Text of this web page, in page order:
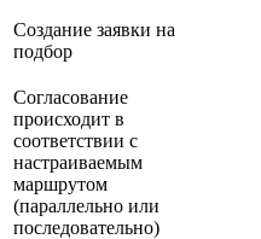
Создание заявки на
подбор
Согласование
происходит в
соответствии с
настраиваемым
маршрутом
(параллельно или
последовательно)